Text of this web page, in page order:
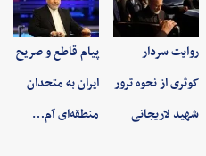
روایت سردار
کوثری از نحوه ترور
شهید لاریجانی
پیام قاطع و صریح
ایران به متحدان
منطقه‌ای آم…